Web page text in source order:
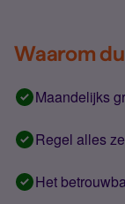
Waarom
Maandelijks
Regel alles
Het